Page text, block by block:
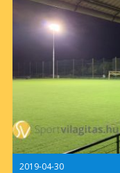
2019-04-30